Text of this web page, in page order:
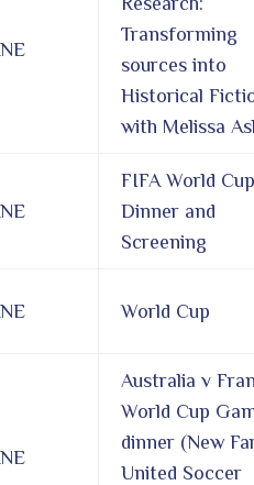
Transforming
sources into
Historical
with Melissa
FIFA World Cup
Dinner and
Screening
World Cup
Australia v
World Cup
dinner (New
United Soccer